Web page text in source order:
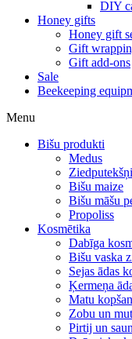
DIY
Honey gifts
Honey gift
Gift
Gift add-ons
Sale
Beekeeping
Menu
Bišu produkti
Medus
Ziedputekšņi
Bišu maize
Bišu māšu
Propoliss
Kosmētika
Dabīga
Bišu vaska
Sejas ādas
Ķermeņa
Matu
Zobu un
Pirtij un